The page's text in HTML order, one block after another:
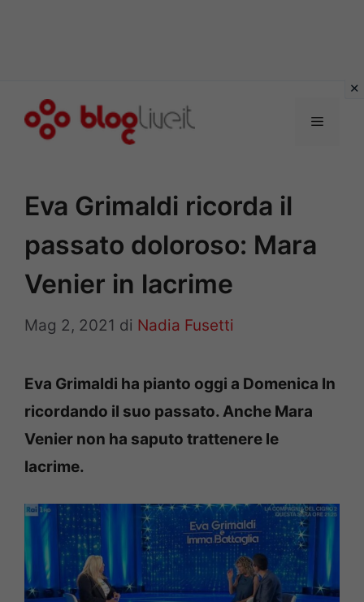
Menu
Eva Grimaldi ricorda il
passato doloroso: Mara
Venier in lacrime
Mag 2, 2021 di Nadia Fusetti
Eva Grimaldi ha pianto oggi a Domenica In
ricordando il suo passato. Anche Mara
Venier non ha saputo trattenere le
lacrime.